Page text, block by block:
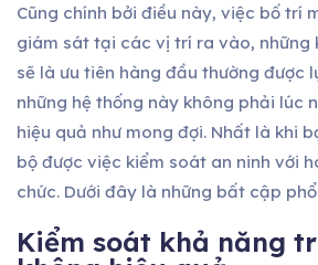
Cũng chính bởi điều này, việc bố trí
giám sát tại các vị trí ra vào, những
sẽ là ưu tiên hàng đầu thường được
những hệ thống này không phải lúc
hiệu quả như mong đợi. Nhất là khi
bộ được việc kiểm soát an ninh với
chức. Dưới đây là những bất cập
Kiểm soát khả năng